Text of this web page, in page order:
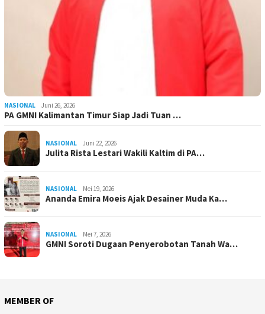
NASIONAL Juni 26, 2026
PA GMNI Kalimantan Timur Siap Jadi Tuan …
NASIONAL Juni 22, 2026
Julita Rista Lestari Wakili Kaltim di PA…
NASIONAL Mei 19, 2026
Ananda Emira Moeis Ajak Desainer Muda Ka…
NASIONAL Mei 7, 2026
GMNI Soroti Dugaan Penyerobotan Tanah Wa…
MEMBER OF